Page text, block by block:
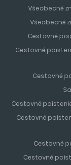
Všeobecné
Všeobecné
Cestovné
Cestovné
Cestovné
Cestovné
Cestovné
Cestovné
Cestovné